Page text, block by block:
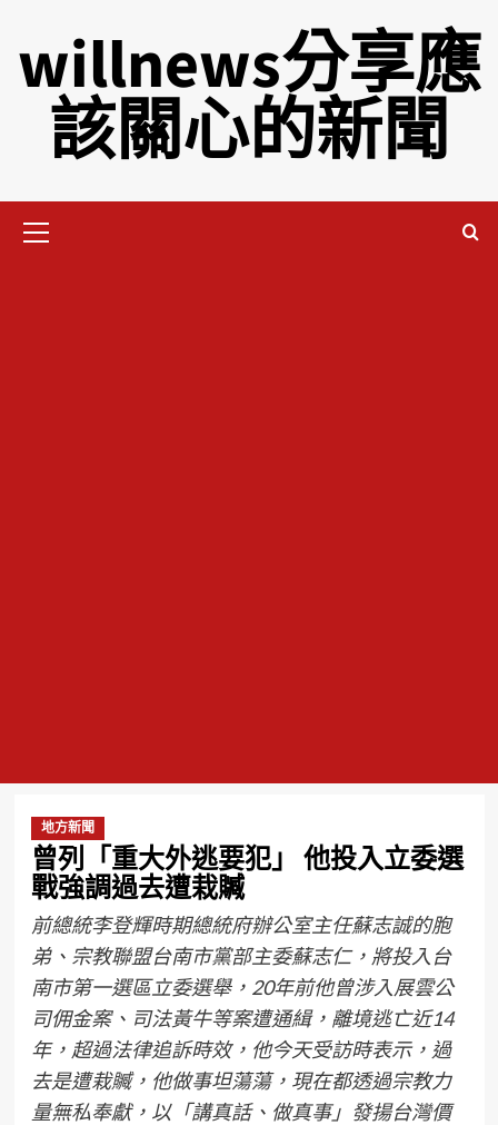
willnews分享應
該關心的新聞
地方新聞
曾列「重大外逃要犯」 他投入立委選
戰強調過去遭栽贓
前總統李登輝時期總統府辦公室主任蘇志誠的胞
弟、宗教聯盟台南市黨部主委蘇志仁，將投入台
南市第一選區立委選舉，20年前他曾涉入展雲公
司佣金案、司法黃牛等案遭通緝，離境逃亡近14
年，超過法律追訴時效，他今天受訪時表示，過
去是遭栽贓，他做事坦蕩蕩，現在都透過宗教力
量無私奉獻，以「講真話、做真事」發揚台灣價